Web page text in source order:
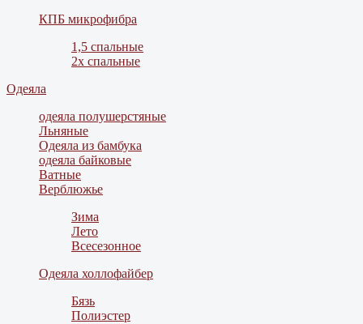
КПБ микрофибра
1,5 спальные
2х спальные
Одеяла
одеяла полушерстяные
Льняные
Одеяла из бамбука
одеяла байковые
Ватные
Верблюжье
Зима
Лето
Всесезонное
Одеяла холлофайбер
Бязь
Полиэстер